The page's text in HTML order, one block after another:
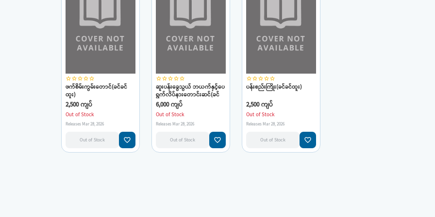
star_borderstar_borderstar_borderstar_borderstar_border
ဖက်စိမ်းကွမ်းတောင်(ခင်ခင်
ထူး)
2,500 ကျပ်
Out of Stock
Releases Mar 28, 2026
Out of Stock favorite_border
star_borderstar_borderstar_borderstar_borderstar_border
ဆူးပန်းခွေသွယ် ဘယက်နှင့်ပေ
ရွက်လိပ်နားတောင်းဆင်(ခင်
ခင်ထူး)
6,000 ကျပ်
Out of Stock
Releases Mar 28, 2026
Out of Stock favorite_border
star_borderstar_borderstar_borderstar_borderstar_border
ပန်းစည်းကြိုး(ခင်ခင်ထူး)
2,500 ကျပ်
Out of Stock
Releases Mar 28, 2026
Out of Stock favorite_border